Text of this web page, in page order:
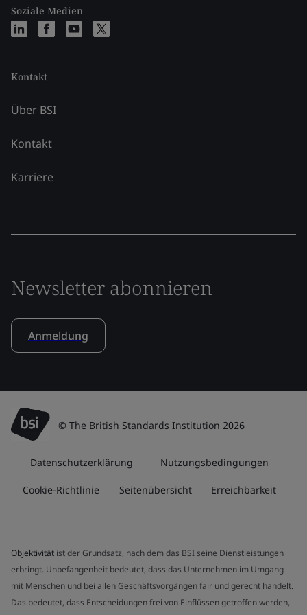
Soziale Medien
Kontakt
Über BSI
Kontakt
Karriere
Newsletter abonnieren
Anmeldung
© The British Standards Institution 2026
Datenschutzerklärung Nutzungsbedingungen
Cookie-Richtlinie Seitenübersicht Erreichbarkeit
Objektivität ist der Grundsatz, nach dem das BSI seine Dienstleistungen
erbringt. Unbefangenheit bedeutet, dass das Unternehmen im Umgang
mit Menschen und bei allen Geschäftsvorgängen fair und gerecht handelt.
Das bedeutet, dass Entscheidungen frei von Einflüssen getroffen werden,